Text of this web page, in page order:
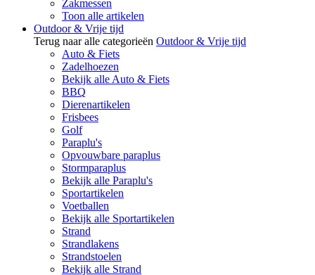
Zakmessen
Toon alle artikelen
Outdoor & Vrije tijd
Terug naar alle categorieën Outdoor & Vrije tijd
Auto & Fiets
Zadelhoezen
Bekijk alle Auto & Fiets
BBQ
Dierenartikelen
Frisbees
Golf
Paraplu's
Opvouwbare paraplus
Stormparaplus
Bekijk alle Paraplu's
Sportartikelen
Voetballen
Bekijk alle Sportartikelen
Strand
Strandlakens
Strandstoelen
Bekijk alle Strand